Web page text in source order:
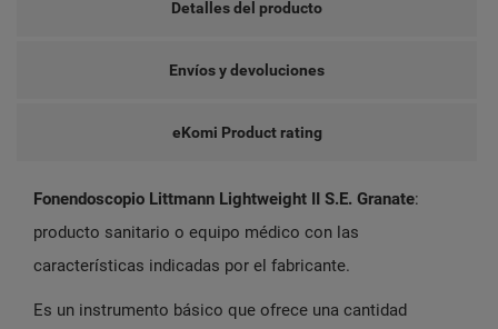
Detalles del producto
Envíos y devoluciones
eKomi Product rating
Fonendoscopio Littmann Lightweight II S.E. Granate:
producto sanitario o equipo médico con las
características indicadas por el fabricante.
Es un instrumento básico que ofrece una cantidad